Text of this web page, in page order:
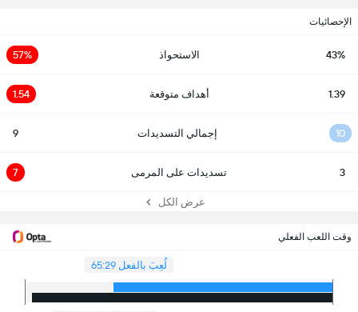
الإحصائيات
43% الاستحواذ 57%
1.39 أهداف متوقعة 1.54
10 إجمالي التسديدات 9
3 تسديدات على المرمى 7
عرض الكل
وقت اللعب الفعلي
لُعِبَ بالفعل 65:29